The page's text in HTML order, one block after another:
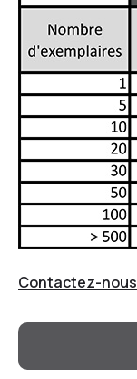
Contactez-